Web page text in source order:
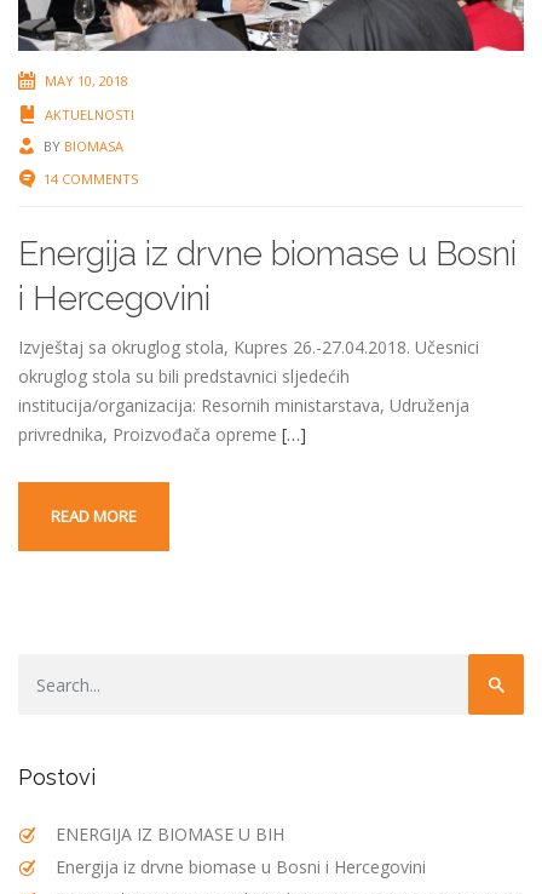
MAY 10, 2018
AKTUELNOSTI
BY BIOMASA
14 COMMENTS
Energija iz drvne biomase u Bosni
i Hercegovini
Izvještaj sa okruglog stola, Kupres 26.-27.04.2018. Učesnici
okruglog stola su bili predstavnici sljedećih
institucija/organizacija: Resornih ministarstava, Udruženja
privrednika, Proizvođača opreme […]
READ MORE
Postovi
ENERGIJA IZ BIOMASE U BIH
Energija iz drvne biomase u Bosni i Hercegovini